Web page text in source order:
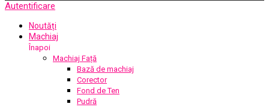
Autentificare
Noutăți
Machiaj
Înapoi
Machiaj Față
Bază de machiaj
Corector
Fond de Ten
Pudră